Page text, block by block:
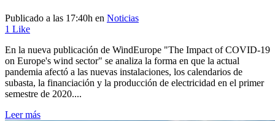
Publicado a las 17:40h en Noticias
1 Like
En la nueva publicación de WindEurope "The Impact of COVID-19
on Europe's wind sector" se analiza la forma en que la actual
pandemia afectó a las nuevas instalaciones, los calendarios de
subasta, la financiación y la producción de electricidad en el primer
semestre de 2020....
Leer más